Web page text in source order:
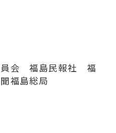
会 福島民報社 福
福島総局